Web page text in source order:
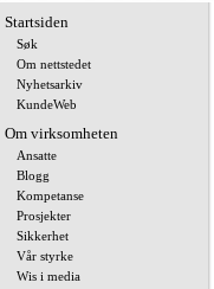
Startsiden
Søk
Om nettstedet
Nyhetsarkiv
KundeWeb
Om virksomheten
Ansatte
Blogg
Kompetanse
Prosjekter
Sikkerhet
Vår styrke
Wis i media